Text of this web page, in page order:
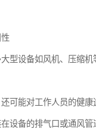
型设备如风机、压缩
可能对工作人员的健康
设备的排气口或通风